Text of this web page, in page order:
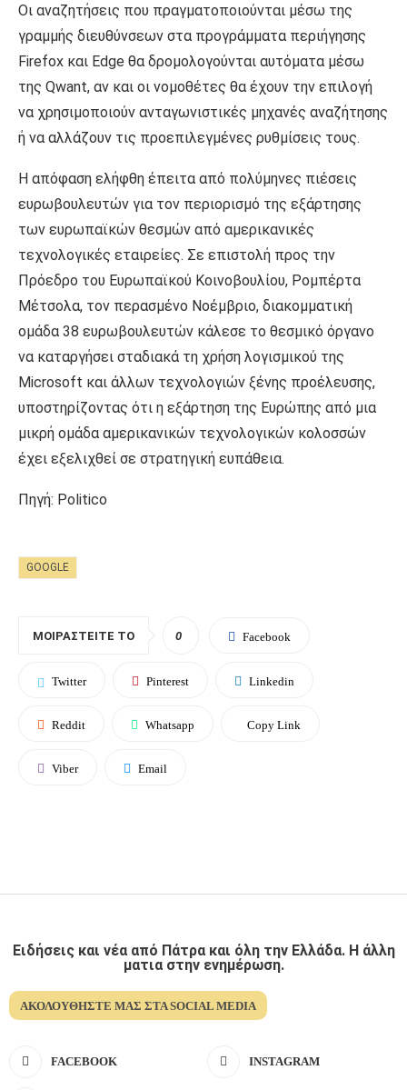
Οι αναζητήσεις που πραγματοποιούνται μέσω της
γραμμής διευθύνσεων στα προγράμματα περιήγησης
Firefox και Edge θα δρομολογούνται αυτόματα μέσω
της Qwant, αν και οι νομοθέτες θα έχουν την επιλογή
να χρησιμοποιούν ανταγωνιστικές μηχανές αναζήτησης
ή να αλλάζουν τις προεπιλεγμένες ρυθμίσεις τους.
Η απόφαση ελήφθη έπειτα από πολύμηνες πιέσεις
ευρωβουλευτών για τον περιορισμό της εξάρτησης
των ευρωπαϊκών θεσμών από αμερικανικές
τεχνολογικές εταιρείες. Σε επιστολή προς την
Πρόεδρο του Ευρωπαϊκού Κοινοβουλίου, Ρομπέρτα
Μέτσολα, τον περασμένο Νοέμβριο, διακομματική
ομάδα 38 ευρωβουλευτών κάλεσε το θεσμικό όργανο
να καταργήσει σταδιακά τη χρήση λογισμικού της
Microsoft και άλλων τεχνολογιών ξένης προέλευσης,
υποστηρίζοντας ότι η εξάρτηση της Ευρώπης από μια
μικρή ομάδα αμερικανικών τεχνολογικών κολοσσών
έχει εξελιχθεί σε στρατηγική ευπάθεια.
Πηγή: Politico
GOOGLE
ΜΟΙΡΑΣΤΕΊΤΕ ΤΟ 0 Facebook
Twitter Pinterest Linkedin
Reddit Whatsapp Copy Link
Viber Email
Ειδήσεις και νέα από Πάτρα και όλη την Ελλάδα. Η άλλη
ματια στην ενημέρωση.
ΑΚΟΛΟΥΘΉΣΤΕ ΜΑΣ ΣΤΑ SOCIAL MEDIA
FACEBOOK INSTAGRAM